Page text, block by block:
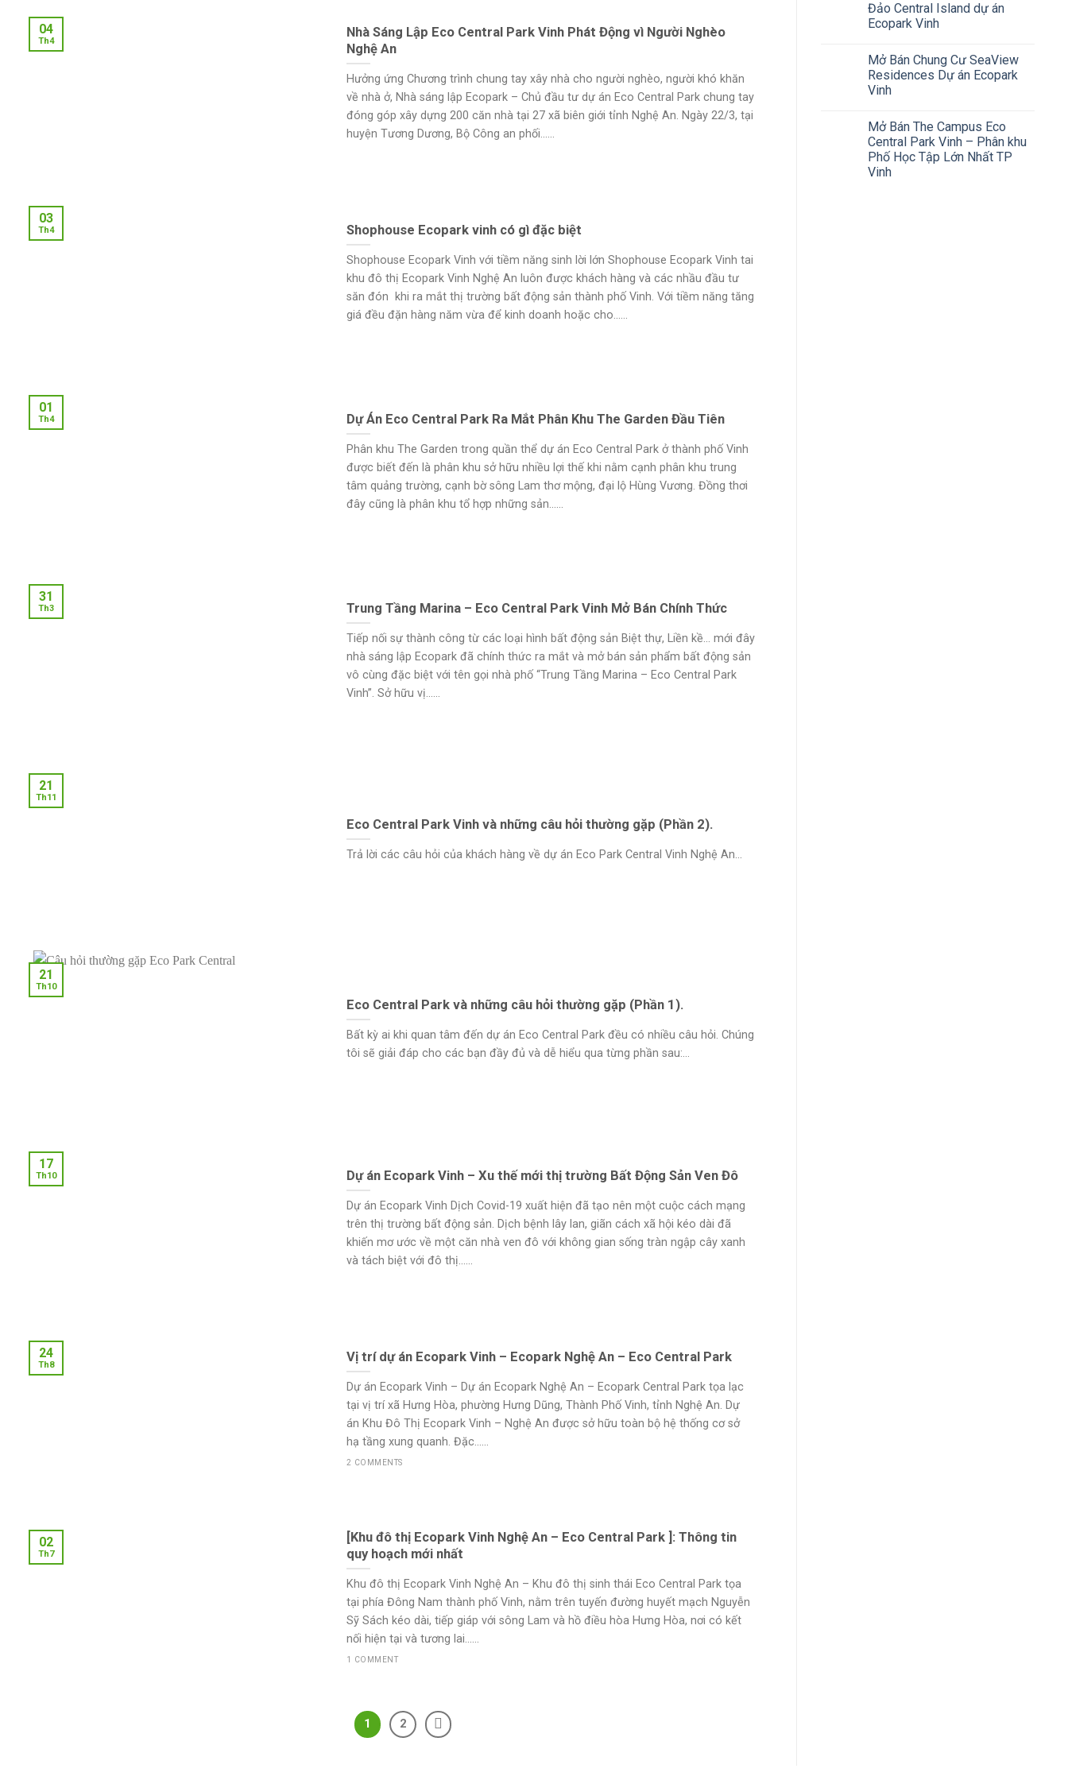
Nhà Sáng Lập Eco Central Park Vinh Phát Động vì Người Nghèo
Nghệ An
Hưởng ứng Chương trình chung tay xây nhà cho người nghèo, người khó khăn
về nhà ở, Nhà sáng lập Ecopark – Chủ đầu tư dự án Eco Central Park chung tay
đóng góp xây dựng 200 căn nhà tại 27 xã biên giới tỉnh Nghệ An. Ngày 22/3, tại
huyện Tương Dương, Bộ Công an phối......
04
Th4
Shophouse Ecopark vinh có gì đặc biệt
Shophouse Ecopark Vinh với tiềm năng sinh lời lớn Shophouse Ecopark Vinh tai
khu đô thị Ecopark Vinh Nghệ An luôn được khách hàng và các nhầu đầu tư
săn đón khi ra mắt thị trường bất động sản thành phố Vinh. Với tiềm năng tăng
giá đều đặn hàng năm vừa để kinh doanh hoặc cho......
03
Th4
Dự Án Eco Central Park Ra Mắt Phân Khu The Garden Đầu Tiên
Phân khu The Garden trong quần thể dự án Eco Central Park ở thành phố Vinh
được biết đến là phân khu sở hữu nhiều lợi thế khi nằm cạnh phân khu trung
tâm quảng trường, cạnh bờ sông Lam thơ mộng, đại lộ Hùng Vương. Đồng thơi
đây cũng là phân khu tổ hợp những sản......
01
Th4
Trung Tầng Marina – Eco Central Park Vinh Mở Bán Chính Thức
Tiếp nối sự thành công từ các loại hình bất động sản Biệt thự, Liền kề… mới đây
nhà sáng lập Ecopark đã chính thức ra mắt và mở bán sản phẩm bất động sản
vô cùng đặc biệt với tên gọi nhà phố “Trung Tầng Marina – Eco Central Park
Vinh”. Sở hữu vị......
31
Th3
Eco Central Park Vinh và những câu hỏi thường gặp (Phần 2).
Trả lời các câu hỏi của khách hàng về dự án Eco Park Central Vinh Nghệ An...
21
Th11
Eco Central Park và những câu hỏi thường gặp (Phần 1).
Bất kỳ ai khi quan tâm đến dự án Eco Central Park đều có nhiều câu hỏi. Chúng
tôi sẽ giải đáp cho các bạn đầy đủ và dễ hiểu qua từng phần sau:...
21
Th10
Dự án Ecopark Vinh – Xu thế mới thị trường Bất Động Sản Ven Đô
Dự án Ecopark Vinh Dịch Covid-19 xuất hiện đã tạo nên một cuộc cách mạng
trên thị trường bất động sản. Dịch bệnh lây lan, giãn cách xã hội kéo dài đã
khiến mơ ước về một căn nhà ven đô với không gian sống tràn ngập cây xanh
và tách biệt với đô thị......
17
Th10
Vị trí dự án Ecopark Vinh – Ecopark Nghệ An – Eco Central Park
Dự án Ecopark Vinh – Dự án Ecopark Nghệ An – Ecopark Central Park tọa lạc
tại vị trí xã Hưng Hòa, phường Hưng Dũng, Thành Phố Vinh, tỉnh Nghệ An. Dự
án Khu Đô Thị Ecopark Vinh – Nghệ An được sở hữu toàn bộ hệ thống cơ sở
hạ tầng xung quanh. Đặc......
2 COMMENTS
24
Th8
[Khu đô thị Ecopark Vinh Nghệ An – Eco Central Park ]: Thông tin
quy hoạch mới nhất
Khu đô thị Ecopark Vinh Nghệ An – Khu đô thị sinh thái Eco Central Park tọa
tại phía Đông Nam thành phố Vinh, nằm trên tuyến đường huyết mạch Nguyễn
Sỹ Sách kéo dài, tiếp giáp với sông Lam và hồ điều hòa Hưng Hòa, nơi có kết
nối hiện tại và tương lai......
1 COMMENT
02
Th7
1 2
Đảo Central Island dự án
Ecopark Vinh
Mở Bán Chung Cư SeaView
Residences Dự án Ecopark
Vinh
Mở Bán The Campus Eco
Central Park Vinh – Phân khu
Phố Học Tập Lớn Nhất TP
Vinh